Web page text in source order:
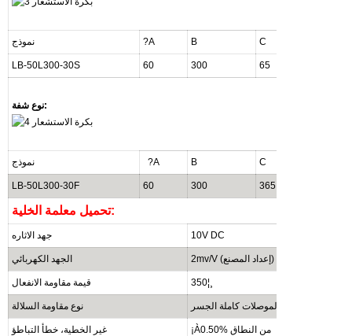
نموذج ?A B C
LB-50L300-30S 60 300 65
نوع شفة:
نموذج ?A B C
LB-50L300-30F 60 300 365
تحميل معلمة الخلية:
جهد الاثاره 10V DC
الجهد الكهربائي 2mv/V (إعداد المصنع)
قيمة مقاومة الانفعال 350¦¸
نوع مقاومة السلالة أشباه الموصلات كاملة الجسر
غير الخطية، خطأ التباطؤ ¡À0.50% من النطاق